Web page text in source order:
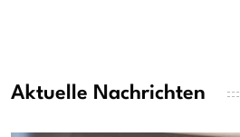
Aktuelle Nachrichten